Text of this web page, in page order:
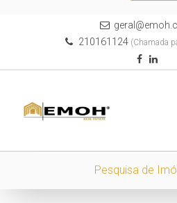
210161124(Chamada
Pesquisa de